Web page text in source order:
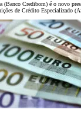
(Banco Credibom) é o novo
de Crédito Especializado